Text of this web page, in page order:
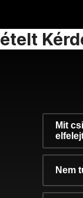
Mit
Nem